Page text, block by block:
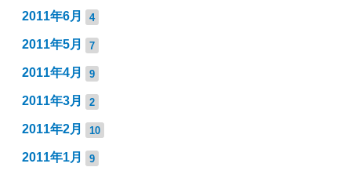
2011年6月 4
2011年5月 7
2011年4月 9
2011年3月 2
2011年2月 10
2011年1月 9